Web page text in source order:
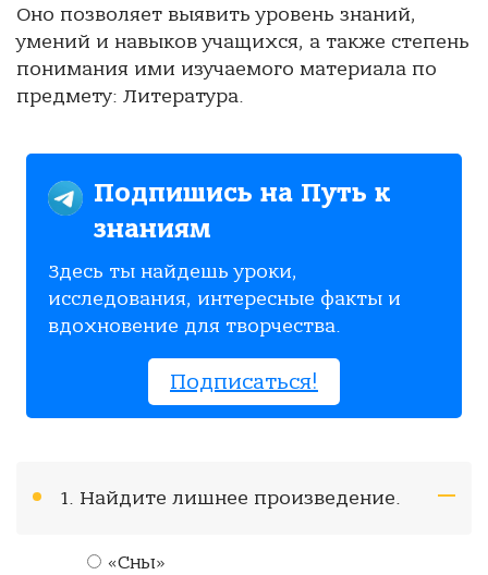
Оно позволяет выявить уровень знаний,
умений и навыков учащихся, а также степень
понимания ими изучаемого материала по
предмету: Литература.
Подпишись на Путь к
знаниям
Здесь ты найдешь уроки,
исследования, интересные факты и
вдохновение для творчества.
Подписаться!
1. Найдите лишнее произведение.
«Сны»